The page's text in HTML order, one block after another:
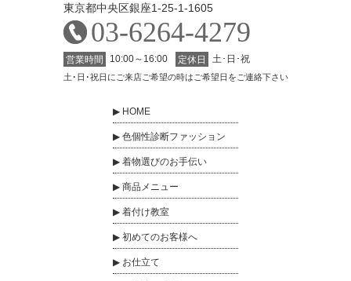
東京都中央区銀座1-25-1-1605
03-6264-4279
営業時間 10:00～16:00 定休日 土･日･祝
土･日･祝日にご来店ご希望の時はご希望日をご連絡下さい
HOME
色個性診断ファッション
着物選びのお手伝い
商品メニュー
着付け教室
初めてのお客様へ
お仕立て